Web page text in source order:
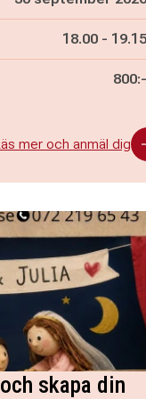
Pågår mellan
18.00 - och
19.15
800:-
mer och anmäl dig
skapa din